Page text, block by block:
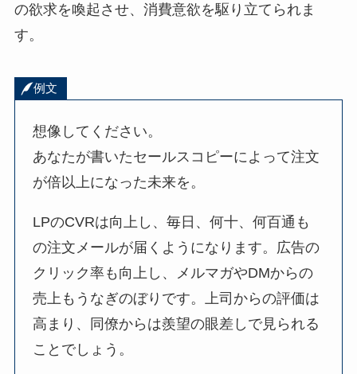
の欲求を喚起させ、消費意欲を駆り立てられま
す。
例文
想像してください。
あなたが書いたセールスコピーによって注文
が倍以上になった未来を。
LPのCVRは向上し、毎日、何十、何百通も
の注文メールが届くようになります。広告の
クリック率も向上し、メルマガやDMからの
売上もうなぎのぼりです。上司からの評価は
高まり、同僚からは羨望の眼差しで見られる
ことでしょう。